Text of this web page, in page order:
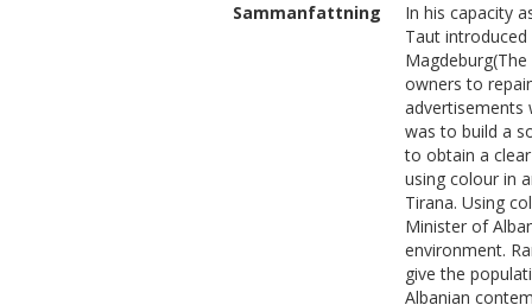
Sammanfattning
In his capacity
Taut
owners to
advertisements
was to build a
to obtain a
using colour in
Tirana. Using
Minister of
environment.
give the
Albanian